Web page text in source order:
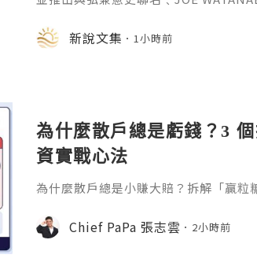
化。e-moer 旗下飾品及銀器品牌「
日至 26 日（週三至週二）期間，在日
新說文集 1小時前
為什麼散戶總是虧錢？3
資實戰心法
為什麼散戶總是小賺大賠？拆解「贏粒
建立更客觀的買賣換股、換位思考與投
Chief PaPa 張志雲 2小時前